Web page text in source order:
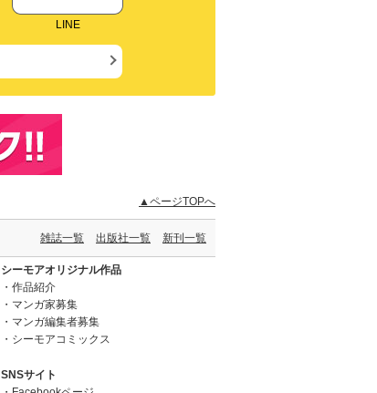
LINE
▲ページTOPへ
雑誌一覧 出版社一覧 新刊一覧
シーモアオリジナル作品
作品紹介
マンガ家募集
マンガ編集者募集
シーモアコミックス
SNSサイト